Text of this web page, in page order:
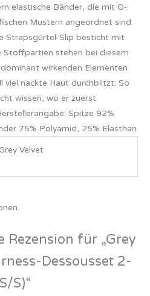
elastische Bänder, die mit O-
Mustern angeordnet sind.
Strapsgürtel-Slip besticht mit
Stoffpartien stehen bei diesem
wirkenden Elementen
viel nackte Haut durchblitzt. So
wissen, wo er zuerst
Spitze 92%
75% Polyamid, 25% Elasthan
Velvet
Rezension für „Grey
Dessousset 2-
S)“